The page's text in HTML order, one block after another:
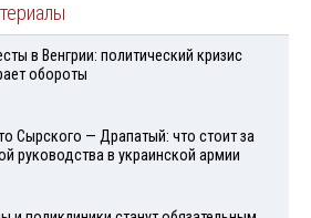
в Венгрии: политический кризис
обороты
Сырского — Драпатый: что стоит за
руководства в украинской армии